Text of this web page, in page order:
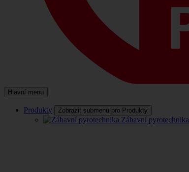
Hlavní menu
Produkty Zobrazit submenu pro Produkty
Zábavní pyrotechnika